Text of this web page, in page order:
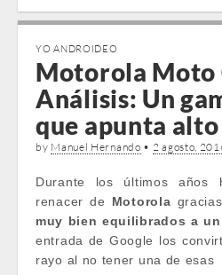
YO ANDROIDEO
Motorola Moto
Análisis: Un
que apunta alto
by Manuel Hernando • 2 agosto,
Durante los últimos años
renacer de Motorola
muy bien equilibrados a
entrada de Google los
rayo al no tener una de esas